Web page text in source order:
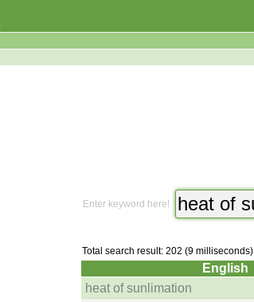
Enter keyword here!
Total search result: 202 (9 milliseconds)
English
heat of sunlimation